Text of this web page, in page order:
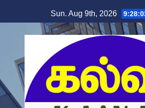
to
content
Sun. Aug 9th, 2026